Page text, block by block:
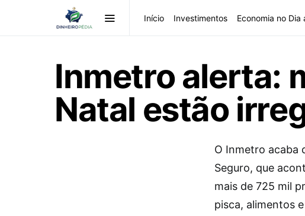
Início Investimentos Economia no Dia
Inmetro alerta:
Natal estão
O Inmetro acaba
Seguro, que
mais de 725 mil
pisca, alimentos